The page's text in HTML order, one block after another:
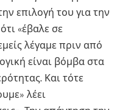
επιλογή του για την
«έβαλε σε
λέγαμε πριν από
είναι βόμβα στα
Και τότε
λέει